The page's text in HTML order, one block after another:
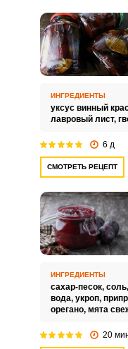
ИНГРЕДИЕНТЫ
уксус винный
лавровый лист,
6 д
СМОТРЕТЬ РЕЦЕПТ
ИНГРЕДИЕНТЫ
сахар-песок, соль,
вода, укроп,
орегано, мята
20